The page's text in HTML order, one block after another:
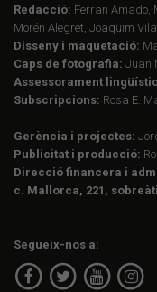
Redacció: Ferran Amado,
Morén Alegret, Joaquim
Disseny i maquetació:
Caps de fotografia: Juan
Assessorament
Subscripcions: Rosa E.
Gerència i projectes:
Publicitat i producció:
Direcció financera i
c. Mallorca, 221,
Segueix-nos a: